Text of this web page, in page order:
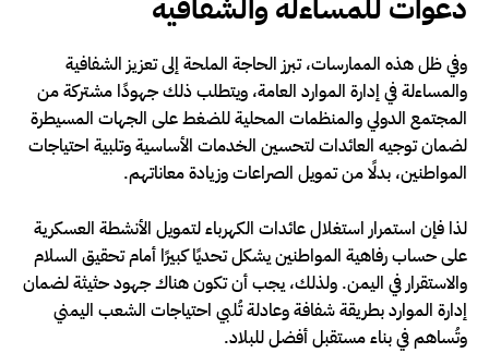
دعوات للمساءلة والشفافية
وفي ظل هذه الممارسات، تبرز الحاجة الملحة إلى تعزيز الشفافية
والمساءلة في إدارة الموارد العامة، ويتطلب ذلك جهودًا مشتركة من
المجتمع الدولي والمنظمات المحلية للضغط على الجهات المسيطرة
لضمان توجيه العائدات لتحسين الخدمات الأساسية وتلبية احتياجات
المواطنين، بدلًا من تمويل الصراعات وزيادة معاناتهم.
لذا فإن استمرار استغلال عائدات الكهرباء لتمويل الأنشطة العسكرية
على حساب رفاهية المواطنين يشكل تحديًا كبيرًا أمام تحقيق السلام
والاستقرار في اليمن. ولذلك، يجب أن تكون هناك جهود حثيثة لضمان
إدارة الموارد بطريقة شفافة وعادلة تُلبي احتياجات الشعب اليمني
وتُساهم في بناء مستقبل أفضل للبلاد.